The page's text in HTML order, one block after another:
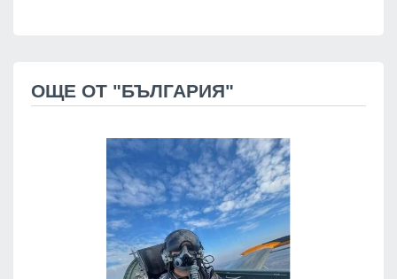
ОЩЕ ОТ "БЪЛГАРИЯ"